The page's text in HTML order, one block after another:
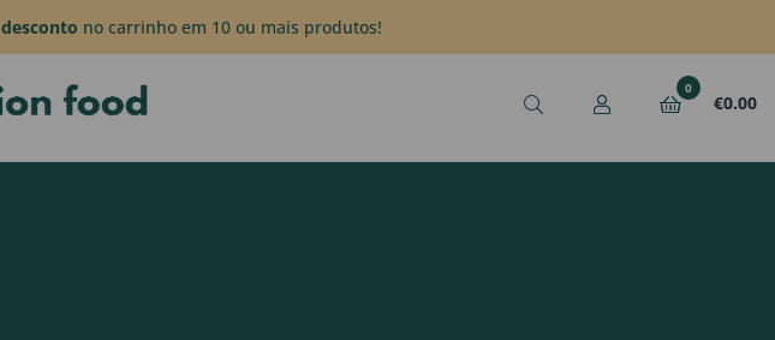
desconto no carrinho em 10 ou mais produtos!
0
€0.00